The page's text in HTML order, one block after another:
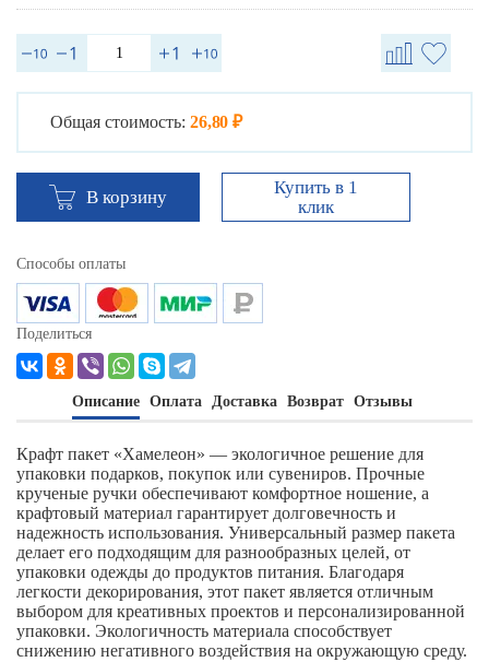
Общая стоимость: 26,80 ₽
В корзину
Купить в 1
клик
Способы оплаты
Поделиться
Описание Оплата Доставка Возврат Отзывы
Крафт пакет «Хамелеон» — экологичное решение для
упаковки подарков, покупок или сувениров. Прочные
крученые ручки обеспечивают комфортное ношение, а
крафтовый материал гарантирует долговечность и
надежность использования. Универсальный размер пакета
делает его подходящим для разнообразных целей, от
упаковки одежды до продуктов питания. Благодаря
легкости декорирования, этот пакет является отличным
выбором для креативных проектов и персонализированной
упаковки. Экологичность материала способствует
снижению негативного воздействия на окружающую среду.